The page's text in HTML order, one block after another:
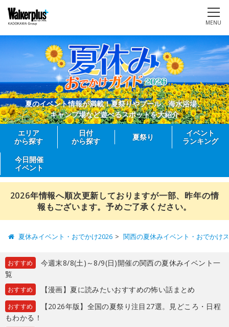
MENU
夏のイベント情報が満載！夏祭りやプール、海水浴場、
キャンプ場など遊べるスポットを大紹介
エリア
から探す
日付
から探す
夏祭り
イベント
ランキング
今日開催
イベント
2026年情報へ順次更新しておりますが一部、昨年の情
報もございます。予めご了承ください。
夏休みイベント・おでかけ2026 関西の夏休みイベント・おでかけ
おすすめ
今週末8/8(土)～8/9(日)開催の関西の夏休みイベント一
覧
おすすめ 【漫画】夏に読みたいおすすめの怖い話まとめ
おすすめ
【2026年版】全国の夏祭り注目27選。見どころ・日程
もわかる！